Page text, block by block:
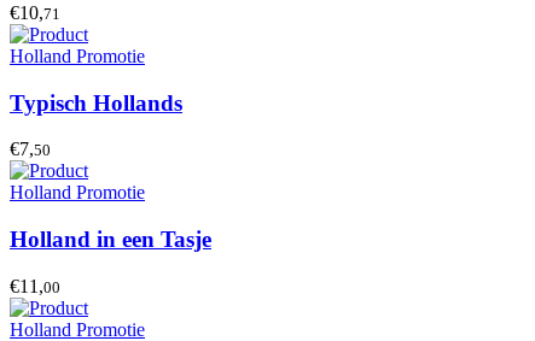
€10,71
Holland Promotie
Typisch Hollands
€7,50
Holland Promotie
Holland in een Tasje
€11,00
Holland Promotie